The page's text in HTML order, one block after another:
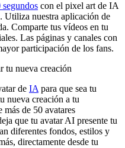
con el pixel art de IA
Utiliza nuestra aplicación de
Comparte tus vídeos en tu
Las páginas y canales con
participación de los fans.
tu nueva creación
de IA para que sea tu
nueva creación a tu
de 50 avatares
que tu avatar AI presente tu
diferentes fondos, estilos y
directamente desde tu